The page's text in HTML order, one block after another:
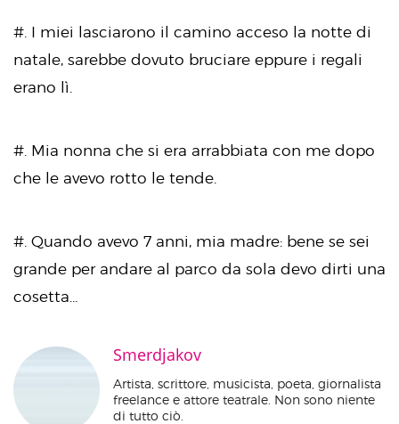
#. I miei lasciarono il camino acceso la notte di
natale, sarebbe dovuto bruciare eppure i regali
erano lì.
#. Mia nonna che si era arrabbiata con me dopo
che le avevo rotto le tende.
#. Quando avevo 7 anni, mia madre: bene se sei
grande per andare al parco da sola devo dirti una
cosetta…
Smerdjakov
Artista, scrittore, musicista, poeta, giornalista
freelance e attore teatrale. Non sono niente
di tutto ciò.